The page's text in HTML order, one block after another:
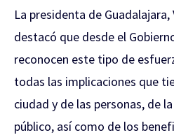
La presidenta de
destacó que desde el
reconocen este tipo de
todas las implicaciones que
ciudad y de las personas, de
público, así como de los